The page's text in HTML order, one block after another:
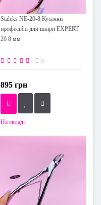
Staleks NE-20-8 Кусачки
професійні для шкіри EXPERT
20 8 мм
0
895 грн
На складі